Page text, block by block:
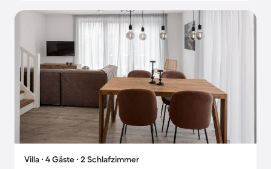
Villa ∙ 4 Gäste ∙ 2 Schlafzimmer